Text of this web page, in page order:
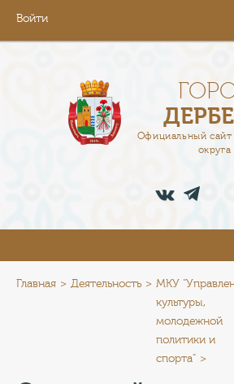
Войти
Официальный сайт
округа
АДМИНИСТРАЦИЯ
ПРЕСС-ЦЕНТР
Главная Деятельность
МКУ
культуры,
молодежной
политики и
спорта"